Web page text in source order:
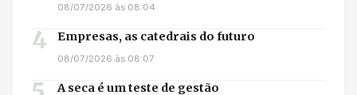
08/07/2026 às 08:04
4 Empresas, as catedrais do futuro
08/07/2026 às 08:07
A seca é um teste de gestão